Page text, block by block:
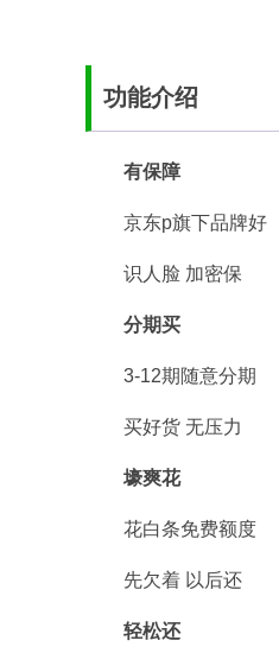
功能介绍
有保障
京东p旗下品牌好
识人脸 加密保
分期买
3-12期随意分期
买好货 无压力
壕爽花
花白条免费额度
先欠着 以后还
轻松还